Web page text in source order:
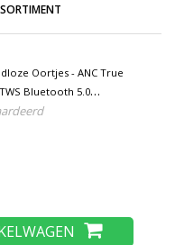
Oortjes - ANC True
Bluetooth 5.0
Oortelefoon Zwart